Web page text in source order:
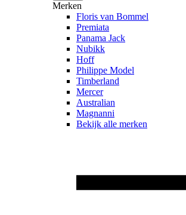
Merken
Floris van Bommel
Premiata
Panama Jack
Nubikk
Hoff
Philippe Model
Timberland
Mercer
Australian
Magnanni
Bekijk alle merken